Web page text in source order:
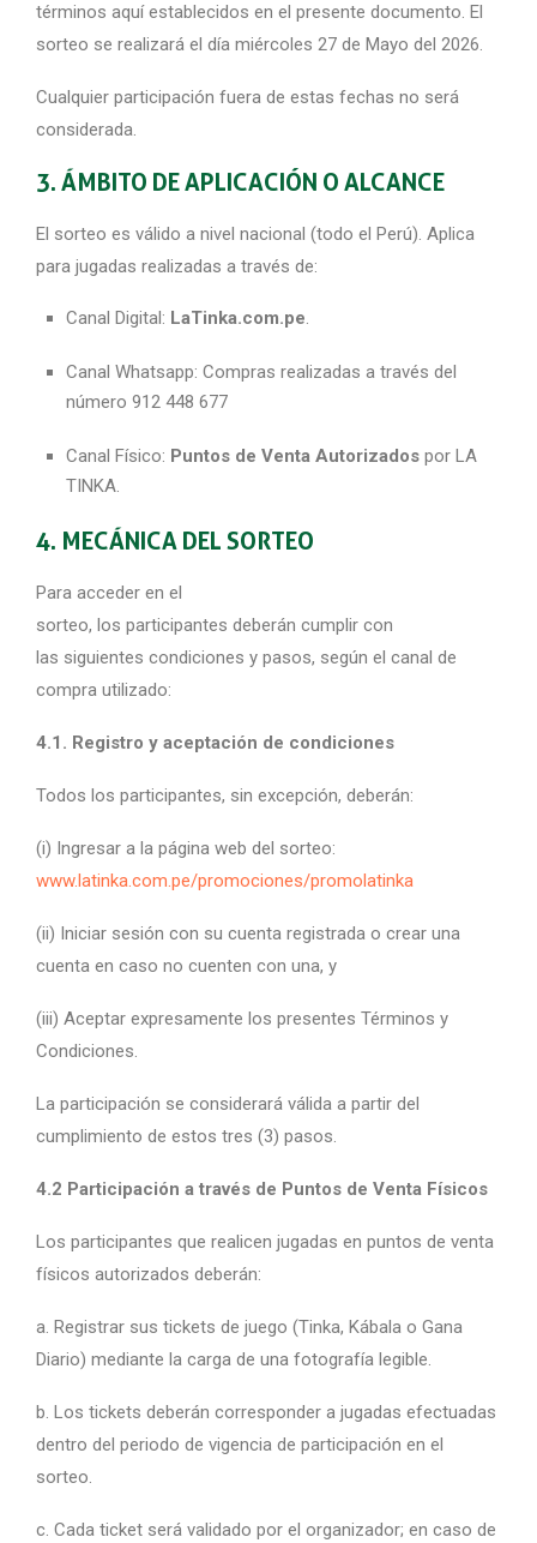
términos aquí establecidos en el presente documento. El
sorteo se realizará el día miércoles 27 de Mayo del 2026.
Cualquier participación fuera de estas fechas no será
considerada.
3. ÁMBITO DE APLICACIÓN O ALCANCE
El sorteo es válido a nivel nacional (todo el Perú). Aplica
para jugadas realizadas a través de:
Canal Digital: LaTinka.com.pe.
Canal Whatsapp: Compras realizadas a través del
número 912 448 677
Canal Físico: Puntos de Venta Autorizados por LA
TINKA.
4. MECÁNICA DEL SORTEO
Para acceder en el
sorteo, los participantes deberán cumplir con
las siguientes condiciones y pasos, según el canal de
compra utilizado:
4.1. Registro y aceptación de condiciones
Todos los participantes, sin excepción, deberán:
(i) Ingresar a la página web del sorteo:
www.latinka.com.pe/promociones/promolatinka
(ii) Iniciar sesión con su cuenta registrada o crear una
cuenta en caso no cuenten con una, y
(iii) Aceptar expresamente los presentes Términos y
Condiciones.
La participación se considerará válida a partir del
cumplimiento de estos tres (3) pasos.
4.2 Participación a través de Puntos de Venta Físicos
Los participantes que realicen jugadas en puntos de venta
físicos autorizados deberán:
a. Registrar sus tickets de juego (Tinka, Kábala o Gana
Diario) mediante la carga de una fotografía legible.
b. Los tickets deberán corresponder a jugadas efectuadas
dentro del periodo de vigencia de participación en el
sorteo.
c. Cada ticket será validado por el organizador; en caso de